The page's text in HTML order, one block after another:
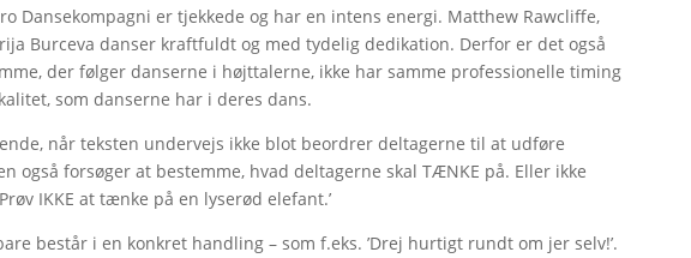
Dansekompagni er tjekkede og har en intens energi. Matthew Rawcliffe,
Burceva danser kraftfuldt og med tydelig dedikation. Derfor er det også
der følger danserne i højttalerne, ikke har samme professionelle timing
som danserne har i deres dans.
når teksten undervejs ikke blot beordrer deltagerne til at udføre
også forsøger at bestemme, hvad deltagerne skal TÆNKE på. Eller ikke
IKKE at tænke på en lyserød elefant.’
består i en konkret handling – som f.eks. ’Drej hurtigt rundt om jer selv!’.